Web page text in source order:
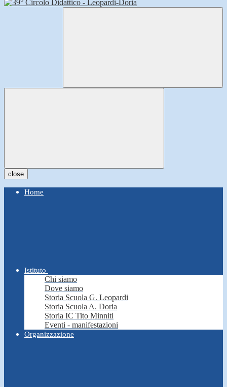
close
Home
Istituto
Chi siamo
Dove siamo
Storia Scuola G. Leopardi
Storia Scuola A. Doria
Storia IC Tito Minniti
Eventi - manifestazioni
Organizzazione